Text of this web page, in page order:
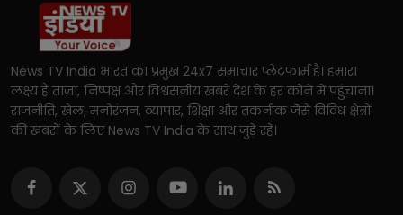
News TV India भारत का प्रमुख 24x7 समाचार प्लेटफार्म है। हमारा
लक्ष्य है ताज़ा, निष्पक्ष और विश्वसनीय खबरें देश के हर कोने में पहुंचाना।
राजनीति, खेल, मनोरंजन, व्यापार, शिक्षा और तकनीक जैसे विविध क्षेत्रों
की खबरों के लिए News TV India के साथ जुड़े रहें।